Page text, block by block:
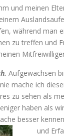
und meinen
während man
zu treffen und
Aufgewachsen
mache ich
zu sehen als
haben als
besser
und